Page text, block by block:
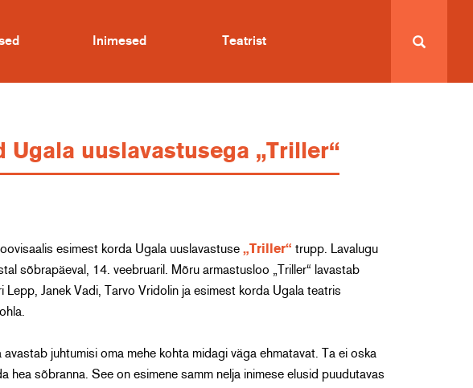
Inimesed Teatrist
uuslavastusega „Triller“
esimest korda Ugala uuslavastuse „Triller“ trupp. Lavalugu
sõbrapäeval, 14. veebruaril. Mõru armastusloo „Triller“ lavastab
Lepp, Janek Vadi, Tarvo Vridolin ja esimest korda Ugala teatris
juhtumisi oma mehe kohta midagi väga ehmatavat. Ta ei oska
hea sõbranna. See on esimene samm nelja inimese elusid puudutavas